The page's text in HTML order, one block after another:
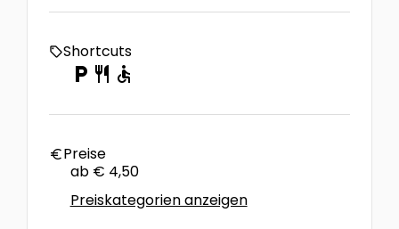
local_offerShortcuts
local_parking restaurant accessible
euroPreise
ab € 4,50
Preiskategorien anzeigen